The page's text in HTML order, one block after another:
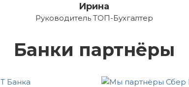
Ирина
Руководитель ТОП-Бухгалтер
Банки партнёры